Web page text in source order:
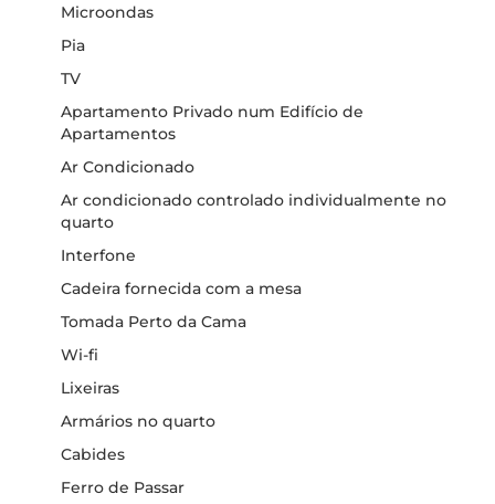
Microondas
Pia
TV
Apartamento Privado num Edifício de
Apartamentos
Ar Condicionado
Ar condicionado controlado individualmente no
quarto
Interfone
Cadeira fornecida com a mesa
Tomada Perto da Cama
Wi-fi
Lixeiras
Armários no quarto
Cabides
Ferro de Passar